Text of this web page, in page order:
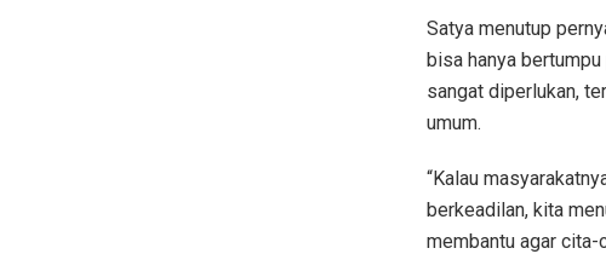
Satya menutup
bisa hanya
sangat diperlukan,
umum.
“Kalau
berkeadilan, kita
membantu agar cita-